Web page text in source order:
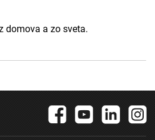
domova a zo sveta.